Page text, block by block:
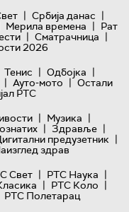
| Србија данас |
Мерила времена | Рат
| Сматрачница |
2026
Тенис | Одбојка |
| Ауто-мото | Остали
РТС
| Музика |
| Здравље |
предузетник |
здрав
Свет | РТС Наука |
| РТС Коло |
РТС Полетарац